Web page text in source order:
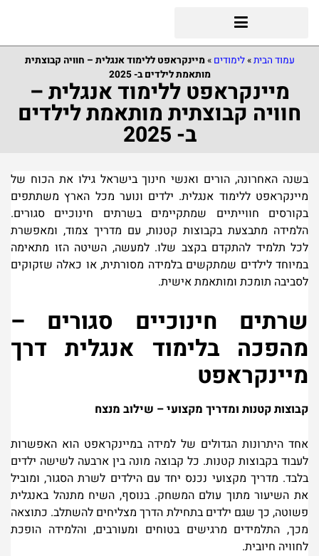
עמוד הבית»לימודים »מיינקראפט ללימוד אנגלית – חוויה קבוצתית
מותאמת לילדים ב- 2025
מיינקראפט ללימוד אנגלית –
חוויה קבוצתית מותאמת לילדים
ב- 2025
בשנה האחרונה, הורים ואנשי חינוך בישראל גילו את הכוח של
מיינקראפט ללימוד אנגלית. ילדים ונוער מכל הארץ משתתפים
בקורסים חווייתיים שמתקיימים בשרתים חינוכיים סגורים.
הלמידה מתבצעת בקבוצות קטנות, עם מדריך צמוד, ומאפשרת
לכל תלמיד להתקדם בקצב שלו. למעשה, השיטה הזו מתאימה
במיוחד לילדים שמתקשים בלמידה מסורתית, או כאלה שזקוקים
לסביבה תומכת ומותאמת אישית.
שרתים חינוכיים סגורים –
מהפכה בלימוד אנגלית דרך
מיינקראפט
קבוצות קטנות ומדריך מקצועי – שילוב מנצח
אחד היתרונות הגדולים של למידה במיינקראפט הוא האפשרות
לעבוד בקבוצות קטנות. כל קבוצה מונה בין ארבעה לשישה ילדים
בלבד. מדריך מקצועי נכנס יחד עם הילדים לשרת הסגור, ומוביל
את השיעור מתוך עולם המשחק. בנוסף, השיח מתנהל באנגלית
פשוטה, כך שגם ילדים בתחילת הדרך מצליחים להשתלב. כתוצאה
מכך, התלמידים מרגישים בטוחים ומעורבים, והלמידה הופכת
לחוויה חיובית.